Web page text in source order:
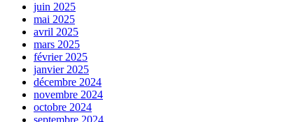
juin 2025
mai 2025
avril 2025
mars 2025
février 2025
janvier 2025
décembre 2024
novembre 2024
octobre 2024
septembre 2024